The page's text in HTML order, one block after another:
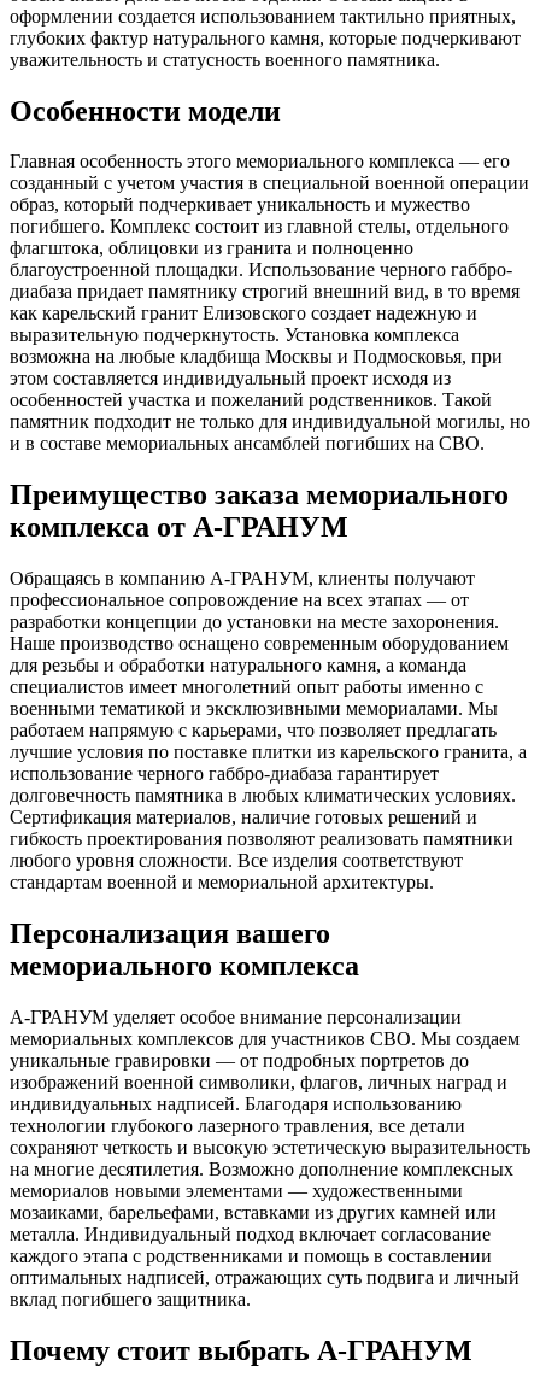
оформлении создается использованием тактильно приятных,
глубоких фактур натурального камня, которые подчеркивают
уважительность и статусность военного памятника.
Особенности модели
Главная особенность этого мемориального комплекса — его
созданный с учетом участия в специальной военной операции
образ, который подчеркивает уникальность и мужество
погибшего. Комплекс состоит из главной стелы, отдельного
флагштока, облицовки из гранита и полноценно
благоустроенной площадки. Использование черного габбро-
диабаза придает памятнику строгий внешний вид, в то время
как карельский гранит Елизовского создает надежную и
выразительную подчеркнутость. Установка комплекса
возможна на любые кладбища Москвы и Подмосковья, при
этом составляется индивидуальный проект исходя из
особенностей участка и пожеланий родственников. Такой
памятник подходит не только для индивидуальной могилы, но
и в составе мемориальных ансамблей погибших на СВО.
Преимущество заказа мемориального
комплекса от А-ГРАНУМ
Обращаясь в компанию А-ГРАНУМ, клиенты получают
профессиональное сопровождение на всех этапах — от
разработки концепции до установки на месте захоронения.
Наше производство оснащено современным оборудованием
для резьбы и обработки натурального камня, а команда
специалистов имеет многолетний опыт работы именно с
военными тематикой и эксклюзивными мемориалами. Мы
работаем напрямую с карьерами, что позволяет предлагать
лучшие условия по поставке плитки из карельского гранита, а
использование черного габбро-диабаза гарантирует
долговечность памятника в любых климатических условиях.
Сертификация материалов, наличие готовых решений и
гибкость проектирования позволяют реализовать памятники
любого уровня сложности. Все изделия соответствуют
стандартам военной и мемориальной архитектуры.
Персонализация вашего
мемориального комплекса
А-ГРАНУМ уделяет особое внимание персонализации
мемориальных комплексов для участников СВО. Мы создаем
уникальные гравировки — от подробных портретов до
изображений военной символики, флагов, личных наград и
индивидуальных надписей. Благодаря использованию
технологии глубокого лазерного травления, все детали
сохраняют четкость и высокую эстетическую выразительность
на многие десятилетия. Возможно дополнение комплексных
мемориалов новыми элементами — художественными
мозаиками, барельефами, вставками из других камней или
металла. Индивидуальный подход включает согласование
каждого этапа с родственниками и помощь в составлении
оптимальных надписей, отражающих суть подвига и личный
вклад погибшего защитника.
Почему стоит выбрать А-ГРАНУМ